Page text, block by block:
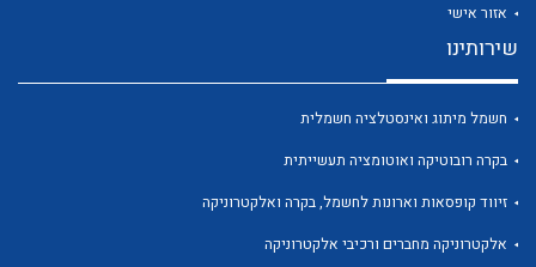
אזור אישי
שירותינו
חשמל מיתוג ואינסטלציה חשמלית
בקרה רובוטיקה ואוטומציה תעשייתית
זיווד קופסאות וארונות לחשמל, בקרה ואלקטרוניקה
אלקטרוניקה מחברים ורכיבי אלקטרוניקה